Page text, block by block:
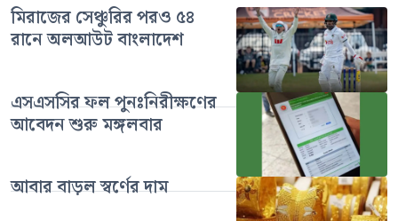
মিরাজের সেঞ্চুরির পরও ৫৪
রানে অলআউট বাংলাদেশ
এসএসসির ফল পুনঃনিরীক্ষণের
আবেদন শুরু মঙ্গলবার
আবার বাড়ল স্বর্ণের দাম